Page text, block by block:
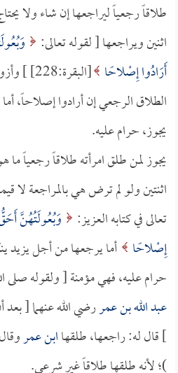
طلاقاً رجعياً ليراجعها إن شاء ولا
اثنين ويراجعها [ لقوله تعالى:
أَرَادُوا إِصْلاحًا
الطلاق الرجعي إن أرادوا إصلاحاً، أما
يجوز، حرام عليه.
يجوز لمن طلق امرأته طلاقاً رجعياً ما
اثنتين ولو لم ترض هي بالمراجعة لا
تعالى في كتابه العزيز:
وَبُعُولَتُهُنَّ
إِصْلاحًا أما يرجعها من أجل يزيد
حرام عليه، فهي مؤمنة [ ولقوله صلى
عبد الله بن عمررضي الله عنهما [
] قال له: راجعها، طلقهاابن عمر
)؛ لأنه طلقها طلاقاً غير شرعي.